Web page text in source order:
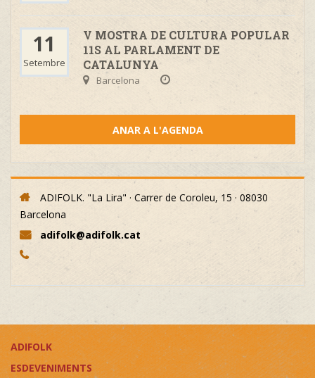
11
Setembre
V MOSTRA DE CULTURA POPULAR
11S AL PARLAMENT DE
CATALUNYA
Barcelona
ANAR A L'AGENDA
ADIFOLK. "La Lira" · Carrer de Coroleu, 15 · 08030
Barcelona
adifolk@adifolk.cat
ADIFOLK
ESDEVENIMENTS